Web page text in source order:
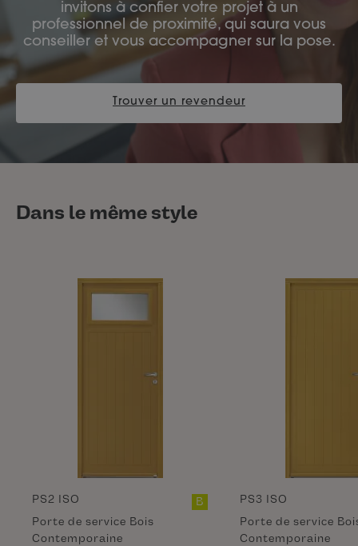
invitons à confier votre projet à un
professionnel de proximité, qui saura vous
conseiller et vous accompagner sur la pose.
Trouver un revendeur
Dans le même style
PS2 ISO
Porte de service Bois
Contemporaine
B
PS3 ISO
Porte de service
Contemporaine